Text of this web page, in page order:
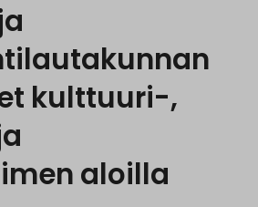
kulttuuri-,
aloilla